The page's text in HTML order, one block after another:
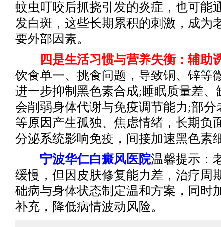
蚊虫叮咬后抓挠引发的炎症，也可能
发白斑，这些长期累积的刺激，成为
要外部因素。
四是生活习惯与营养失衡：辅助
饮食单一、挑食问题，导致铜、锌等
进一步抑制黑色素合成;睡眠质量差、
会削弱身体代谢与免疫调节能力;部分
等原因产生孤独、焦虑情绪，长期负
分泌系统影响免疫，间接加速黑色素
宁波华仁白癜风医院温馨提示：
缓慢，但因皮肤修复能力差，治疗周
础病与身体状态制定温和方案，同时
补充，降低病情波动风险。